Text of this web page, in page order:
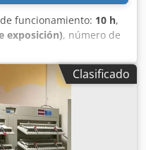
funcionamiento: 10 h,
exposición), número de
de
V + 2 baterías (18 V, 2,6
min-1 Rango de par:
Acoplamiento:
Peso sin batería: 1,2
Clasificado